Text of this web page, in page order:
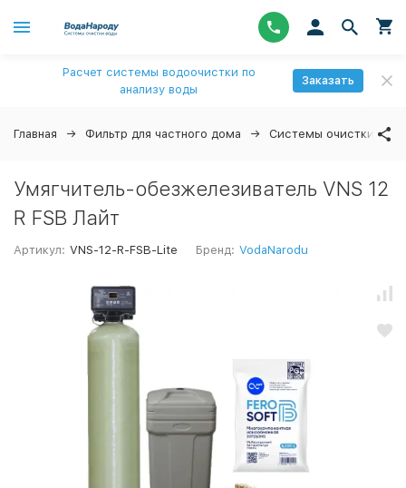
Расчет системы водоочистки по
анализу воды
Заказать
Главная Фильтр для частного дома Системы очистки воды
Умягчитель-обезжелезиватель VNS 12
R FSB Лайт
Артикул: VNS-12-R-FSB-Lite Бренд: VodaNarodu